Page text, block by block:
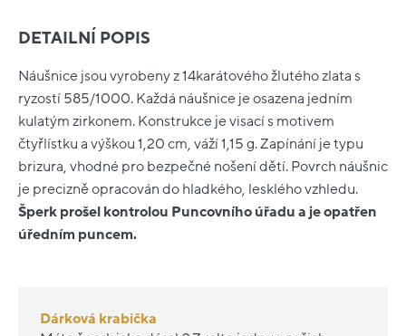
DETAILNÍ POPIS
Náušnice jsou vyrobeny z 14karátového žlutého zlata s
ryzostí 585/1000. Každá náušnice je osazena jedním
kulatým zirkonem. Konstrukce je visací s motivem
čtyřlístku a výškou 1,20 cm, váží 1,15 g. Zapínání je typu
brizura, vhodné pro bezpečné nošení dětí. Povrch náušnic
je precizně opracován do hladkého, lesklého vzhledu.
Šperk prošel kontrolou Puncovního úřadu a je opatřen
úředním puncem.
Dárková krabička